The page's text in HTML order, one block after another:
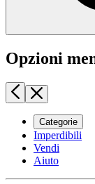
Opzioni
Categorie
Imperdibili
Vendi
Aiuto